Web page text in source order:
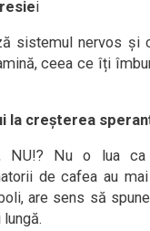
i
sistemul nervos și
ceea ce îți
la creșterea
NU!? Nu o lua
de cafea au
are sens să